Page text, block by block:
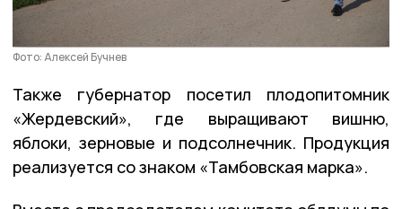
Фото: Алексей Бучнев
Также губернатор посетил плодопитомник
«Жердевский», где выращивают вишню,
яблоки, зерновые и подсолнечник. Продукция
реализуется со знаком «Тамбовская марка».